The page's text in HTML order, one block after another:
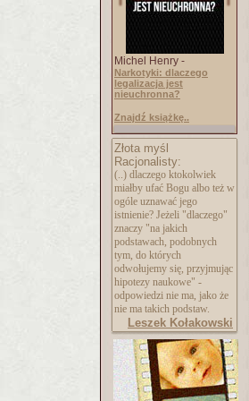
Michel Henry -
Narkotyki: dlaczego
legalizacja jest
nieuchronna?
Znajdź książkę..
Złota myśl
Racjonalisty:
(..) dlaczego ktokolwiek
miałby ufać Bogu albo też w
ogóle uznawać jego
istnienie? Jeżeli "dlaczego"
znaczy "na jakich
podstawach, podobnych
tym, do których
odwołujemy się, przyjmując
hipotezy naukowe" -
odpowiedzi nie ma, jako że
nie ma takich podstaw.
Leszek Kołakowski